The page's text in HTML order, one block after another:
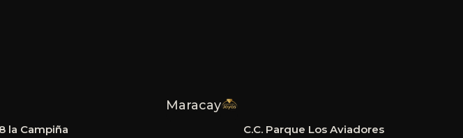
la Campiña
Maracay
C.C. Parque Los Aviadores